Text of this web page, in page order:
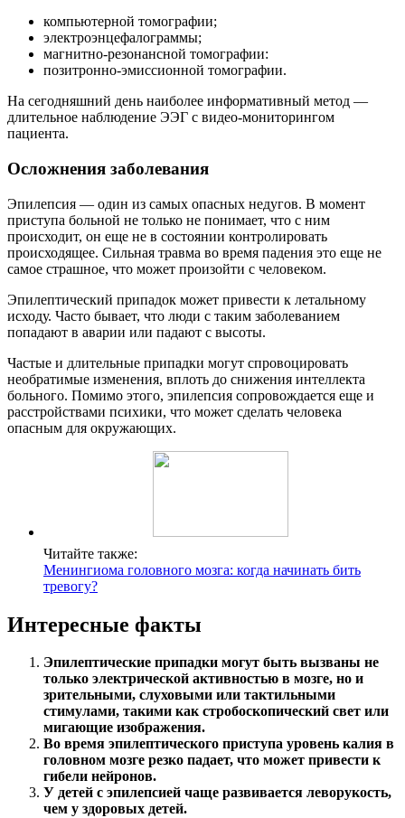
компьютерной томографии;
электроэнцефалограммы;
магнитно-резонансной томографии:
позитронно-эмиссионной томографии.
На сегодняшний день наиболее информативный метод —
длительное наблюдение ЭЭГ с видео-мониторингом
пациента.
Осложнения заболевания
Эпилепсия — один из самых опасных недугов. В момент
приступа больной не только не понимает, что с ним
происходит, он еще не в состоянии контролировать
происходящее. Сильная травма во время падения это еще не
самое страшное, что может произойти с человеком.
Эпилептический припадок может привести к летальному
исходу. Часто бывает, что люди с таким заболеванием
попадают в аварии или падают с высоты.
Частые и длительные припадки могут спровоцировать
необратимые изменения, вплоть до снижения интеллекта
больного. Помимо этого, эпилепсия сопровождается еще и
расстройствами психики, что может сделать человека
опасным для окружающих.
Читайте также:
Менингиома головного мозга: когда начинать бить
тревогу?
Интересные факты
Эпилептические припадки могут быть вызваны не
только электрической активностью в мозге, но и
зрительными, слуховыми или тактильными
стимулами, такими как стробоскопический свет или
мигающие изображения.
Во время эпилептического приступа уровень калия в
головном мозге резко падает, что может привести к
гибели нейронов.
У детей с эпилепсией чаще развивается леворукость,
чем у здоровых детей.